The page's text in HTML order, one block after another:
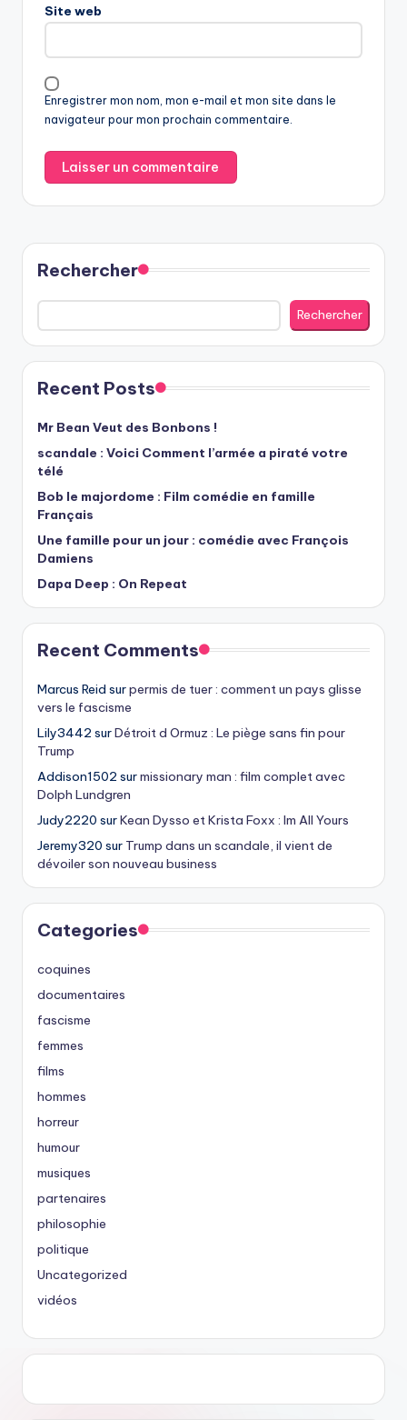
Site web
Enregistrer mon nom, mon e-mail et mon site dans le
navigateur pour mon prochain commentaire.
Rechercher
Rechercher
Recent Posts
Mr Bean Veut des Bonbons !
scandale : Voici Comment l’armée a piraté votre
télé
Bob le majordome : Film comédie en famille
Français
Une famille pour un jour : comédie avec François
Damiens
Dapa Deep : On Repeat
Recent Comments
Marcus Reid surpermis de tuer : comment un pays glisse
vers le fascisme
Lily3442 surDétroit d Ormuz : Le piège sans fin pour
Trump
Addison1502 surmissionary man : film complet avec
Dolph Lundgren
Judy2220 surKean Dysso et Krista Foxx : Im All Yours
Jeremy320 sur Trump dans un scandale, il vient de
dévoiler son nouveau business
Categories
coquines
documentaires
fascisme
femmes
films
hommes
horreur
humour
musiques
partenaires
philosophie
politique
Uncategorized
vidéos